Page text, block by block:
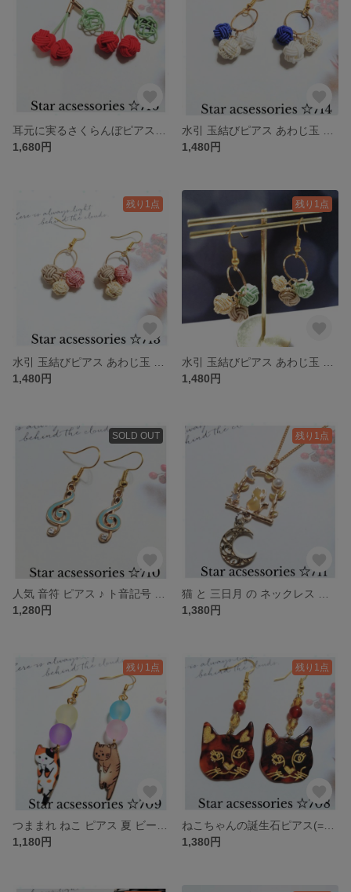
1,680円
1,480円
残り1点
1,480円
残り1点
1,480円
SOLD OUT
1,280円
残り1点
1,380円
残り1点
1,180円
残り1点
1,380円